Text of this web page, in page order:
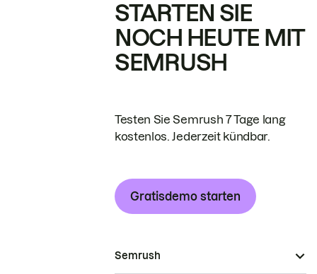
STARTEN SIE
NOCH HEUTE MIT
SEMRUSH
Testen Sie Semrush 7 Tage lang
kostenlos. Jederzeit kündbar.
Gratisdemo starten
Semrush